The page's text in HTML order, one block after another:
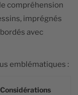
compréhension
imprégnés
avec
emblématiques :
Considérations